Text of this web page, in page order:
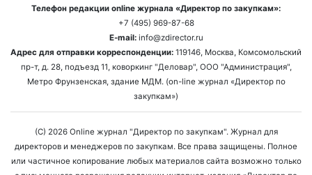
Телефон редакции online журнала «Директор по закупкам»:
+7 (495) 969-87-68
E-mail:info@zdirector.ru
Адрес для отправки корреспонденции: 119146, Москва, Комсомольский
пр-т, д. 28, подъезд 11, коворкинг "Деловар", ООО "Администрация",
Метро Фрунзенская, здание МДМ. (on-line журнал «Директор по
закупкам»)
(C) 2026 Online журнал "Директор по закупкам". Журнал для
директоров и менеджеров по закупкам. Все права защищены. Полное
или частичное копирование любых материалов сайта возможно только